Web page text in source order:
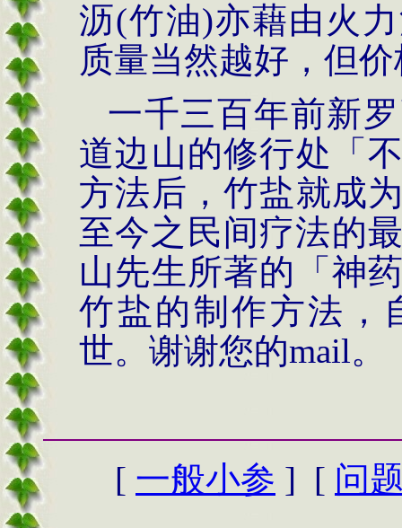
沥(竹油)亦藉由火
质量当然越好，但
一千三百年前新
道边山的修行处「
方法后，竹盐就成
至今之民间疗法的
山先生所著的「神
竹盐的制作方法，
世。谢谢您的mail。
[ 一般小参 ] [ 问